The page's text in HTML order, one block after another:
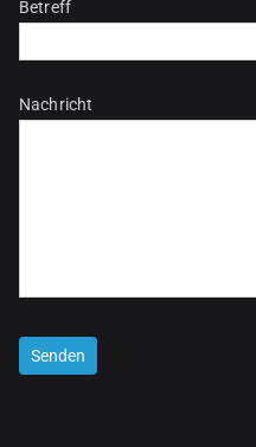
Betreff
Nachricht
Bitte lasse dieses Feld leer.